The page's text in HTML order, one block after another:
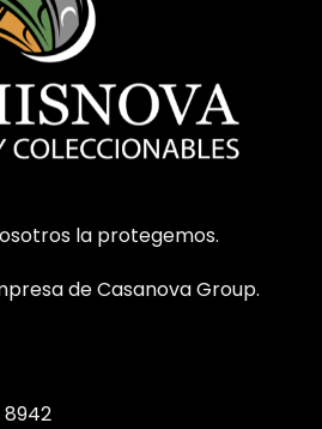
la protegemos.
de Casanova Group.
8942